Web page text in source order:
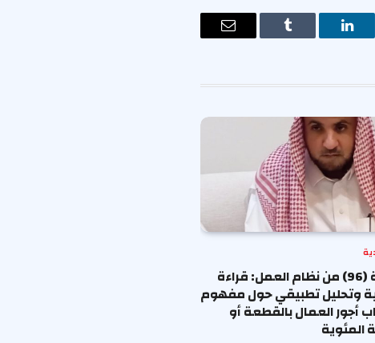
لينكدإن Tumblr
البريد
المادة (96) من نظام العمل: قراءة
وتحليل تطبيقي حول مفهوم
أجور العمال بالقطعة أو
المئوية